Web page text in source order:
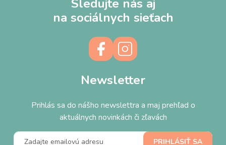
Sledujte nás aj
na sociálnych sieťach
Newsletter
Prihlás sa do nášho newslettra a maj prehľad o
aktuálnych novinkách či zľavách